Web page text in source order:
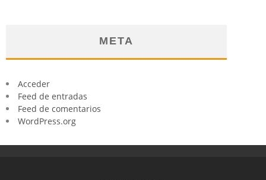
META
Acceder
Feed de entradas
Feed de comentarios
WordPress.org